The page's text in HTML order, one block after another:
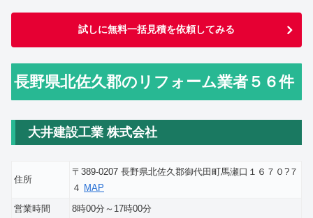
試しに無料一括見積を依頼してみる
長野県北佐久郡のリフォーム業者５６件
大井建設工業 株式会社
住所
〒389-0207 長野県北佐久郡御代田町馬瀬口１６７０?７
４ MAP
営業時間
8時00分～17時00分